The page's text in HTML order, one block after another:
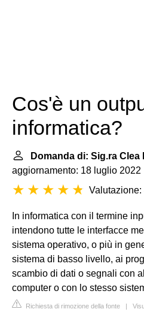
Cos'è un
informatica?
Domanda di: Sig.ra Clea
aggiornamento: 18 luglio 2022
Valutazione:
In informatica con il termine
intendono tutte le interfacce
sistema operativo, o più in
sistema di basso livello, ai
scambio di dati o segnali con
computer o con lo stesso
Richiesta di rimozione della fonte |